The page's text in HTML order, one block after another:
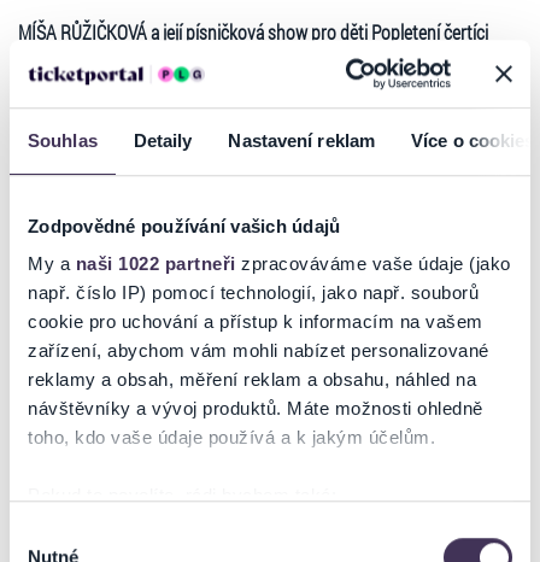
Souhlas Detaily Nastavení reklam Více o cookies
Zodpovědné používání vašich údajů
My a naši 1022 partneři zpracováváme vaše údaje (jako
např. číslo IP) pomocí technologií, jako např. souborů
cookie pro uchování a přístup k informacím na vašem
zařízení, abychom vám mohli nabízet personalizované
reklamy a obsah, měření reklam a obsahu, náhled na
návštěvníky a vývoj produktů. Máte možnosti ohledně
toho, kdo vaše údaje používá a k jakým účelům.
které mohou být přesné na několik metrů
Nutné
MÍŠA RŮŽIČKOVÁ a její písničková show pro děti Popletení čertíci
To se tak jednou v pekle rozzlobil Lucifer, že mu malí čerti schovali
brýle a on si nemohl číst v knize hříchů. To jsou ale Čertoviny.
na Strašidelný rej. Také tam narazíme na Popletené čertíky, kteří utekli
z pekla, protože jim tam bylo moc horko. Běhali po lese a zpívali a
Během představení jsou děti zapojovány do písniček a zvány k tanci
na pódiu, po celou dobu představení mohou také tancovat před
pódiem.
Délka představení: 60 min.
Vstupné: 290,- Kč
Prodej vstupenek od 7. 10. 2024
Číst více